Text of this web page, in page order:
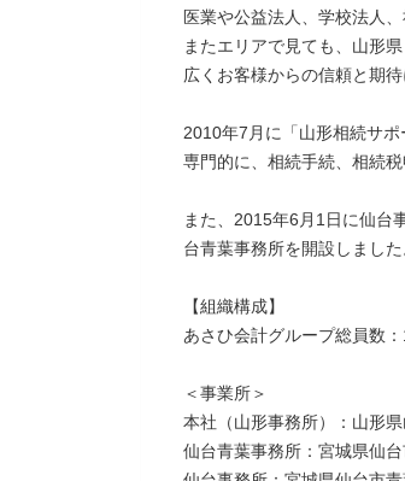
医業や公益法人、学校法人
またエリアで見ても、山形
広くお客様からの信頼と期
2010年7月に「山形相続サポ
専門的に、相続手続、相続
また、2015年6月1日に仙台
台青葉事務所を開設しました
【組織構成】
あさひ会計グループ総員数
＜事業所＞
本社（山形事務所）：山形
仙台青葉事務所：宮城県仙